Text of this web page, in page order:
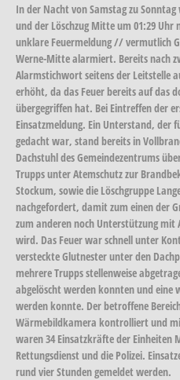
In der Nacht von Samstag zu
und der Löschzug Mitte um 01:29 Uhr
unklare Feuermeldung // vermutlich
Werne-Mitte alarmiert. Bereits nach
Alarmstichwort seitens der Leitstelle
erhöht, da das Feuer bereits auf das
übergegriffen hat. Bei Eintreffen der
Einsatzmeldung. Ein Unterstand, der
gedacht war, stand bereits in
Dachstuhl des Gemeindezentrums
Trupps unter Atemschutz zur
Stockum, sowie die Löschgruppe
nachgefordert, damit zum einen der
zum anderen noch Unterstützung mit
wird. Das Feuer war schnell unter
versteckte Glutnester unter den
mehrere Trupps stellenweise
abgelöscht werden konnten und
werden konnte. Der betroffene
Wärmebildkamera kontrolliert und
waren 34 Einsatzkräfte der Einheiten
Rettungsdienst und die Polizei.
rund vier Stunden gemeldet werden.